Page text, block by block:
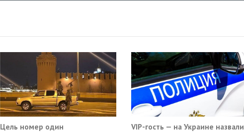
Цель номер один
VIP-гость — на Украине назвали